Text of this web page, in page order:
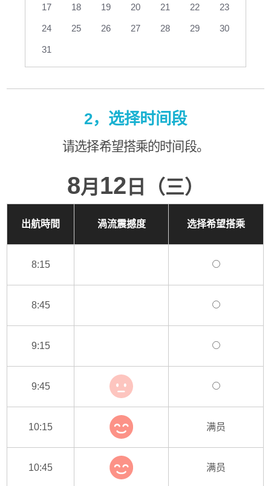
17 18 19 20 21 22 23
24 25 26 27 28 29 30
31
2，选择时间段
请选择希望搭乘的时间段。
8月 12 日（三）
出航時間 渦流震撼度 选择希望搭乘
8:15
8:45
9:15
9:45
10:15 满员
10:45 满员